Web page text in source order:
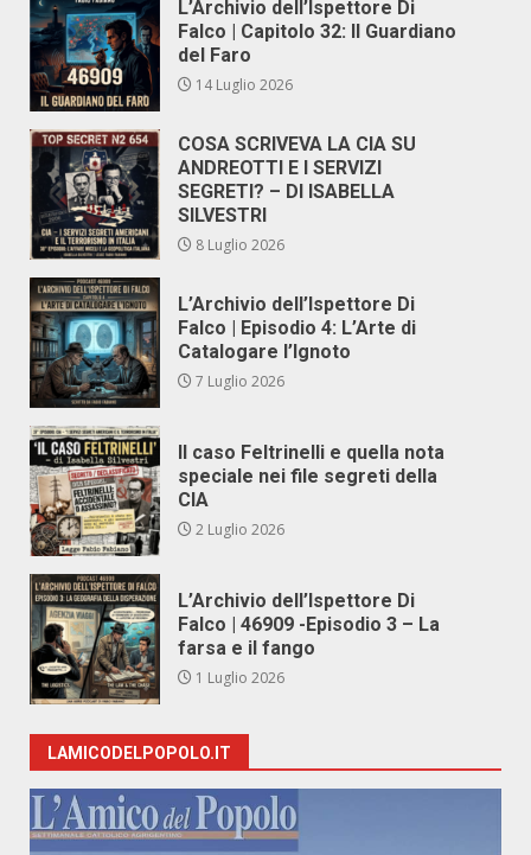
L’Archivio dell’Ispettore Di
Falco | Capitolo 32: Il Guardiano
del Faro
14 Luglio 2026
COSA SCRIVEVA LA CIA SU
ANDREOTTI E I SERVIZI
SEGRETI? – DI ISABELLA
SILVESTRI
8 Luglio 2026
L’Archivio dell’Ispettore Di
Falco | Episodio 4: L’Arte di
Catalogare l’Ignoto
7 Luglio 2026
Il caso Feltrinelli e quella nota
speciale nei file segreti della
CIA
2 Luglio 2026
L’Archivio dell’Ispettore Di
Falco | 46909 -Episodio 3 – La
farsa e il fango
1 Luglio 2026
LAMICODELPOPOLO.IT